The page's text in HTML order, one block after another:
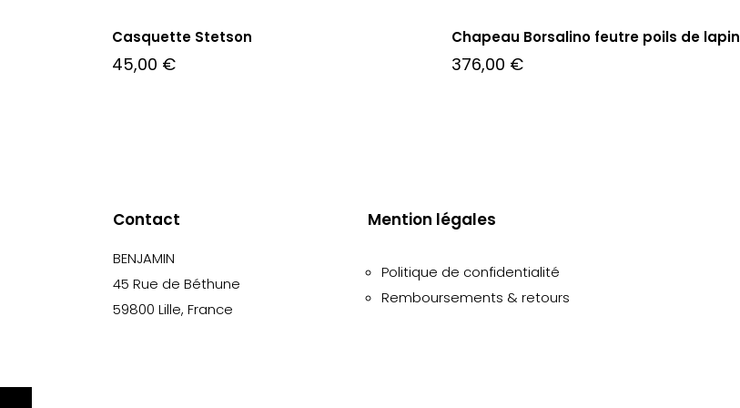
Casquette Stetson
45,00 €
Chapeau Borsalino feutre poils de lapin
376,00 €
Contact
BENJAMIN
45 Rue de Béthune
59800 Lille, France
Mention légales
Politique de confidentialité
Remboursements & retours